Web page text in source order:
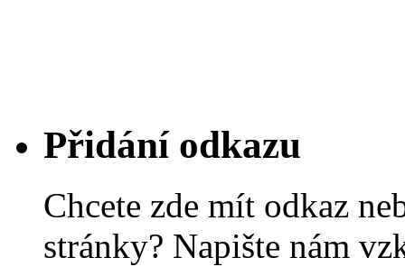
Přidání odkazu
Chcete zde mít odkaz
stránky? Napište nám